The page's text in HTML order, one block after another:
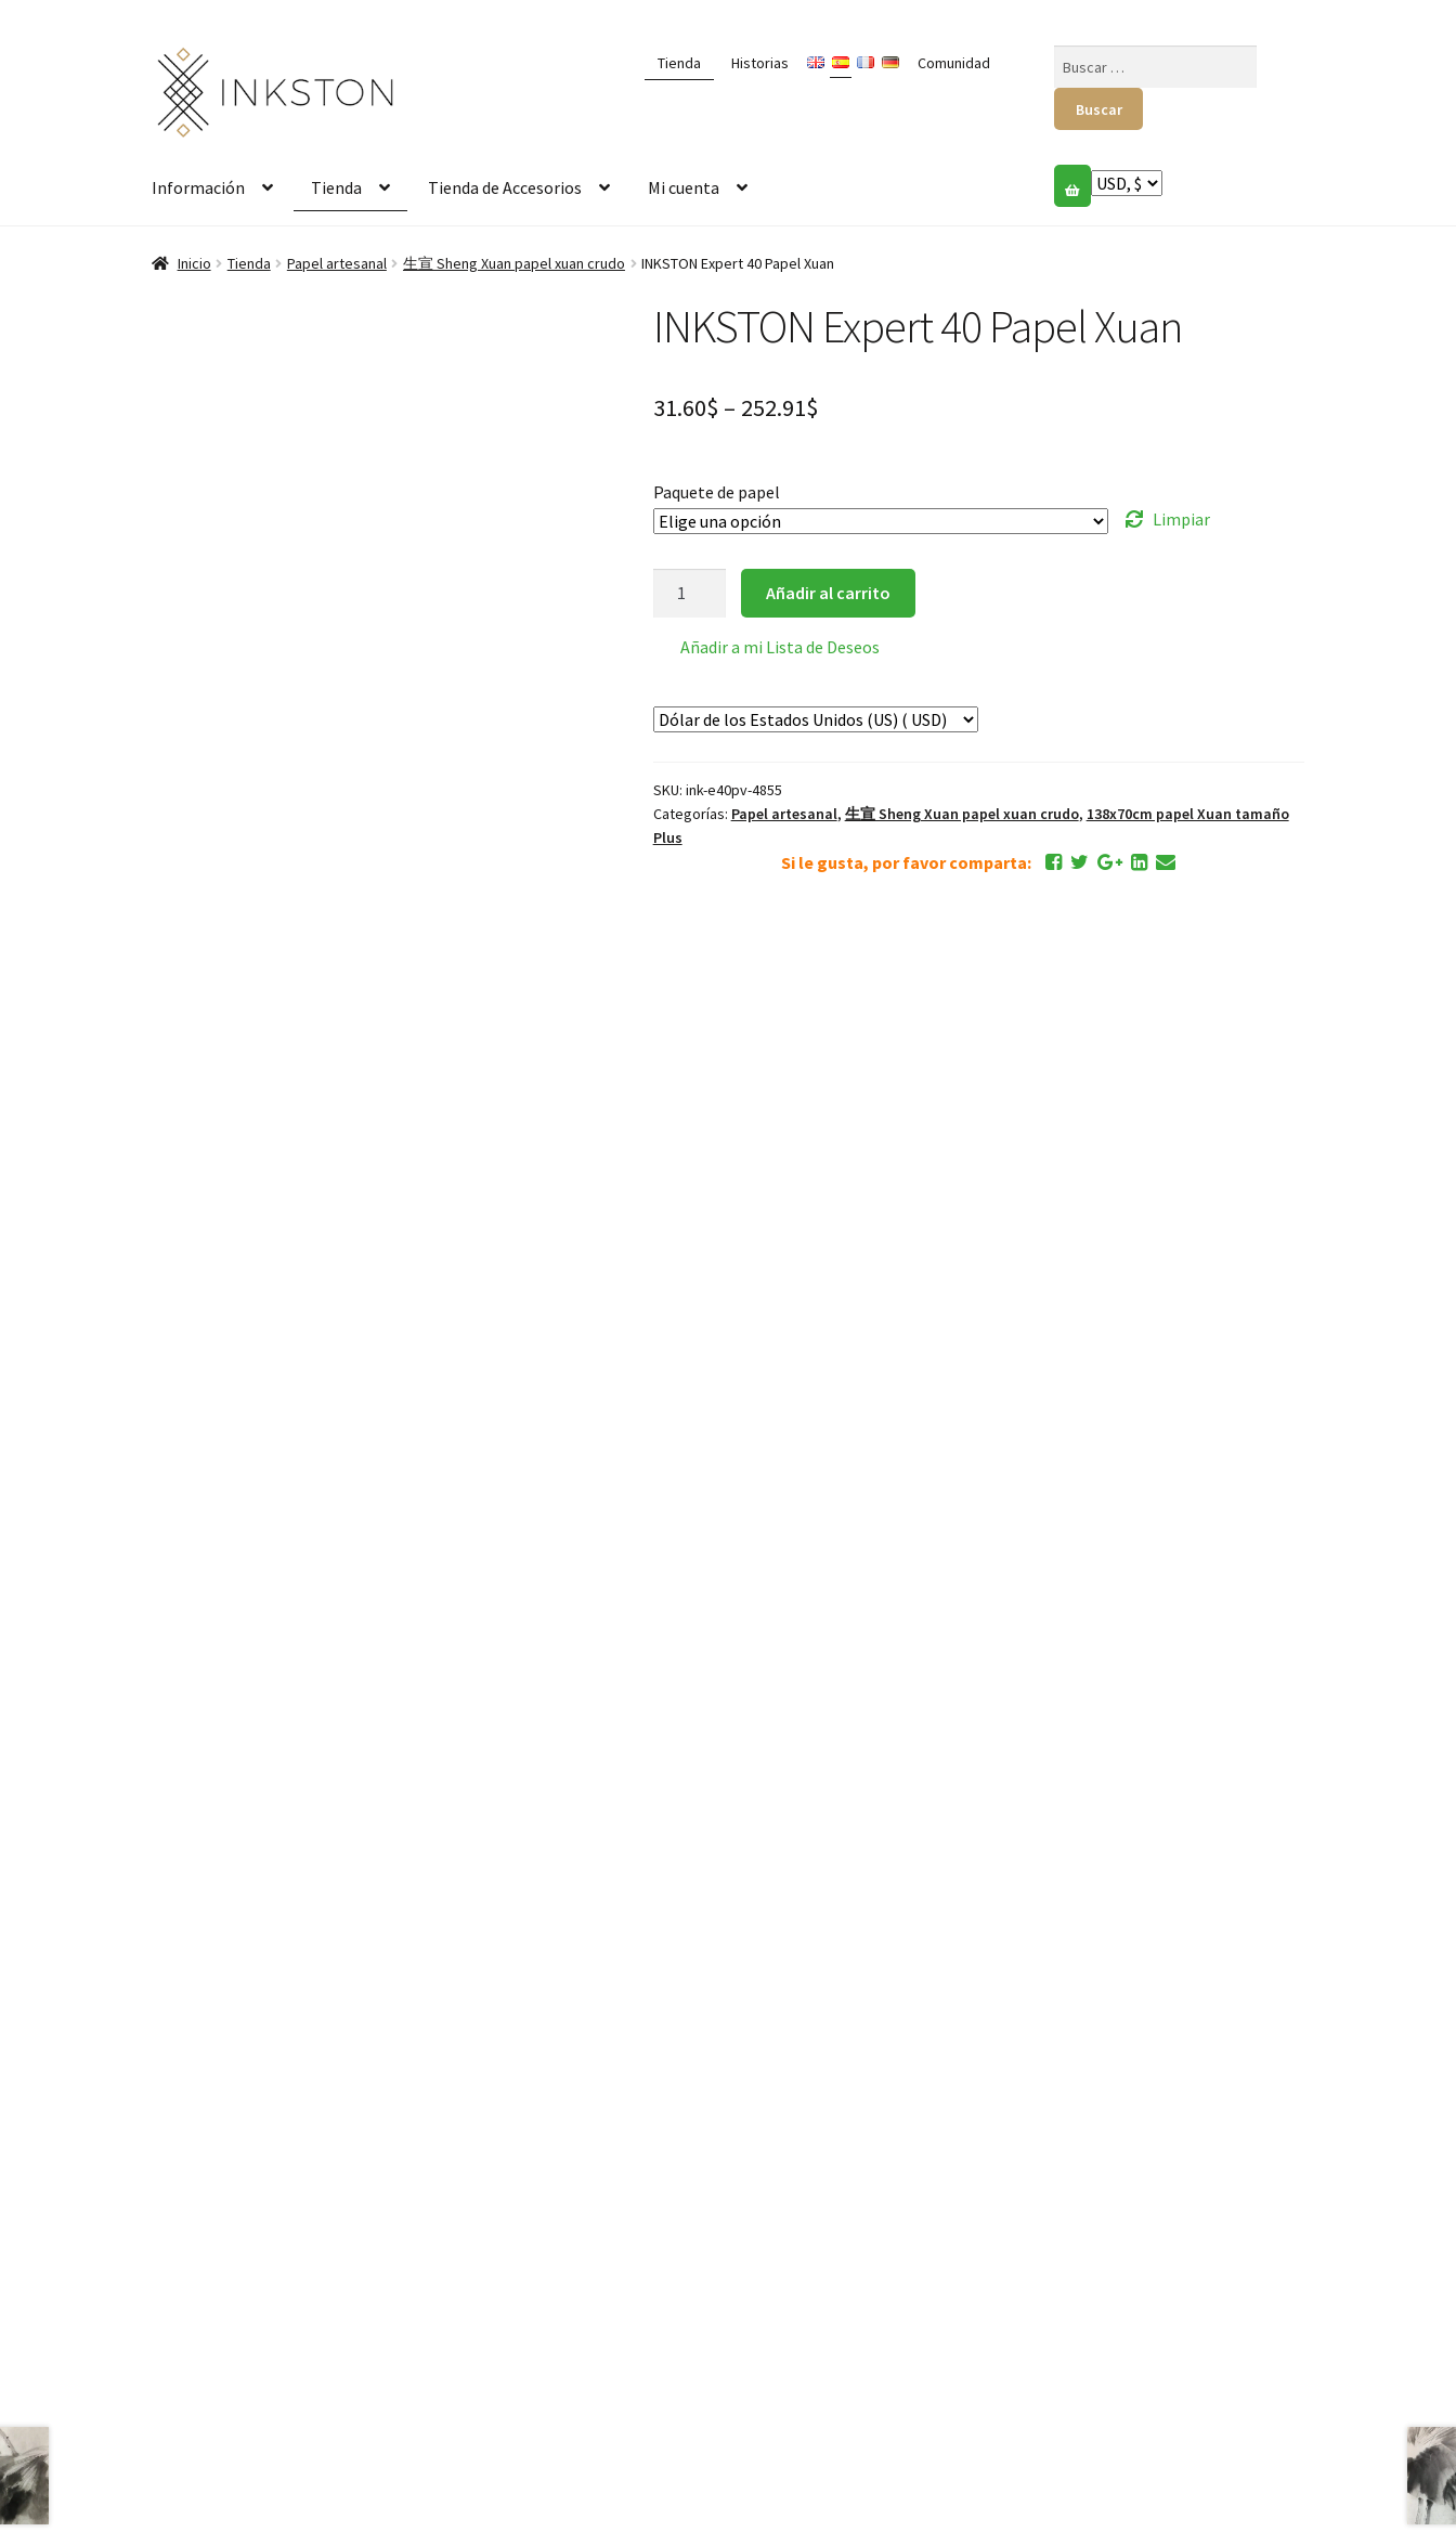
Ir
la
navegación
Ir
contenido
Tienda Historias Comunidad
Información Tienda Tienda de Accesorios Mi cuenta
Inicio Tienda Papel artesanal 生宣 Sheng Xuan papel xuan crudo INKSTON Expert 40 Papel Xuan
INKSTON Expert 40 Papel Xuan
31.60$ – 252.91$
Paquete de papel
Limpiar
cantidad
Añadir al carrito
Añadir a mi Lista de Deseos
SKU: ink-e40pv-4855
Categorías: Papel artesanal, 生宣 Sheng Xuan papel xuan crudo, 138x70cm papel Xuan tamaño
Plus
Si le gusta, por favor comparta: